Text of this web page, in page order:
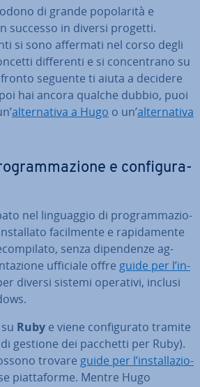
di grande po­po­la­ri­tà e
successo in diversi progetti.
si sono affermati nel corso degli
dif­fe­ren­ti e si con­cen­tra­no su
seguente ti aiuta a decidere
hai ancora qualche dubbio, puoi
al­ter­na­ti­va a Hugo o un’al­ter­na­ti­va
e con­fi­gu­ra­
nel lin­guag­gio di pro­gram­ma­zio­
fa­cil­men­te e ra­pi­da­men­te
senza di­pen­den­ze ag­
ufficiale offre guide per l’in­
diversi sistemi operativi, inclusi
Ruby e viene con­fi­gu­ra­to tramite
gestione dei pacchetti per Ruby).
trovare guide per l’in­stal­la­zio­
piat­ta­for­me. Mentre Hugo